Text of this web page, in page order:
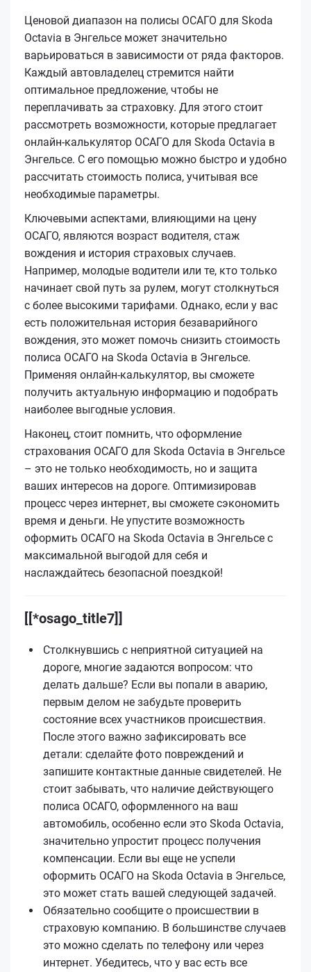
Ценовой диапазон на полисы ОСАГО для Skoda
Octavia в Энгельсе может значительно
варьироваться в зависимости от ряда факторов.
Каждый автовладелец стремится найти
оптимальное предложение, чтобы не
переплачивать за страховку. Для этого стоит
рассмотреть возможности, которые предлагает
онлайн-калькулятор ОСАГО для Skoda Octavia в
Энгельсе. С его помощью можно быстро и удобно
рассчитать стоимость полиса, учитывая все
необходимые параметры.
Ключевыми аспектами, влияющими на цену
ОСАГО, являются возраст водителя, стаж
вождения и история страховых случаев.
Например, молодые водители или те, кто только
начинает свой путь за рулем, могут столкнуться
с более высокими тарифами. Однако, если у вас
есть положительная история безаварийного
вождения, это может помочь снизить стоимость
полиса ОСАГО на Skoda Octavia в Энгельсе.
Применяя онлайн-калькулятор, вы сможете
получить актуальную информацию и подобрать
наиболее выгодные условия.
Наконец, стоит помнить, что оформление
страхования ОСАГО для Skoda Octavia в Энгельсе
– это не только необходимость, но и защита
ваших интересов на дороге. Оптимизировав
процесс через интернет, вы сможете сэкономить
время и деньги. Не упустите возможность
оформить ОСАГО на Skoda Octavia в Энгельсе с
максимальной выгодой для себя и
наслаждайтесь безопасной поездкой!
[[*osago_title7]]
Столкнувшись с неприятной ситуацией на
дороге, многие задаются вопросом: что
делать дальше? Если вы попали в аварию,
первым делом не забудьте проверить
состояние всех участников происшествия.
После этого важно зафиксировать все
детали: сделайте фото повреждений и
запишите контактные данные свидетелей. Не
стоит забывать, что наличие действующего
полиса ОСАГО, оформленного на ваш
автомобиль, особенно если это Skoda Octavia,
значительно упростит процесс получения
компенсации. Если вы еще не успели
оформить ОСАГО на Skoda Octavia в Энгельсе,
это может стать вашей следующей задачей.
Обязательно сообщите о происшествии в
страховую компанию. В большинстве случаев
это можно сделать по телефону или через
интернет. Убедитесь, что у вас есть все